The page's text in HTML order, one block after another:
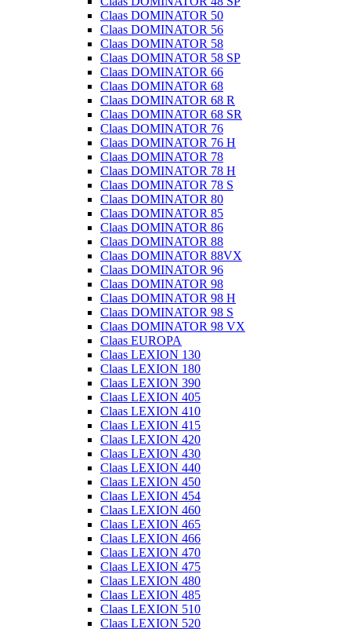
Claas DOMINATOR 50
Claas DOMINATOR 56
Claas DOMINATOR 58
Claas DOMINATOR 58 SP
Claas DOMINATOR 66
Claas DOMINATOR 68
Claas DOMINATOR 68 R
Claas DOMINATOR 68 SR
Claas DOMINATOR 76
Claas DOMINATOR 76 H
Claas DOMINATOR 78
Claas DOMINATOR 78 H
Claas DOMINATOR 78 S
Claas DOMINATOR 80
Claas DOMINATOR 85
Claas DOMINATOR 86
Claas DOMINATOR 88
Claas DOMINATOR 88VX
Claas DOMINATOR 96
Claas DOMINATOR 98
Claas DOMINATOR 98 H
Claas DOMINATOR 98 S
Claas DOMINATOR 98 VX
Claas EUROPA
Claas LEXION 130
Claas LEXION 180
Claas LEXION 390
Claas LEXION 405
Claas LEXION 410
Claas LEXION 415
Claas LEXION 420
Claas LEXION 430
Claas LEXION 440
Claas LEXION 450
Claas LEXION 454
Claas LEXION 460
Claas LEXION 465
Claas LEXION 466
Claas LEXION 470
Claas LEXION 475
Claas LEXION 480
Claas LEXION 485
Claas LEXION 510
Claas LEXION 520